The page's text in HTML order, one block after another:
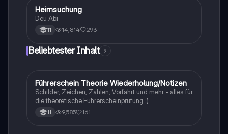
Deutsch
Heimsuchung
Deu Abi
11 14,814 293
Beliebtester Inhalt 9
Lerntipps
Führerschein Theorie Wiederholung/Notizen
Schilder, Zeichen, Zahlen, Vorfahrt und mehr - alles für
die theoretische Führerscheinprüfung :)
11 9,585 161